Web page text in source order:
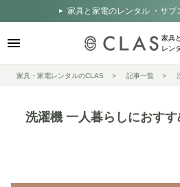
家具と家電のレンタル ・サブ
家具
レン
家具・家電レンタルのCLAS 記事一覧
洗濯機 一人暮らしにおす